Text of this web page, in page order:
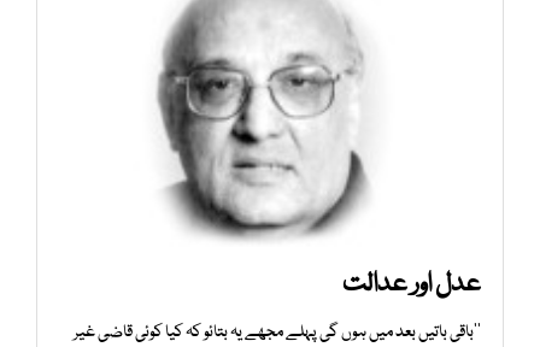
عدل اور عدالت
’’باقی باتیں بعد میں ہوں گی پہلے مجھے یہ بتائو کہ کیا کوئی قاضی غیر